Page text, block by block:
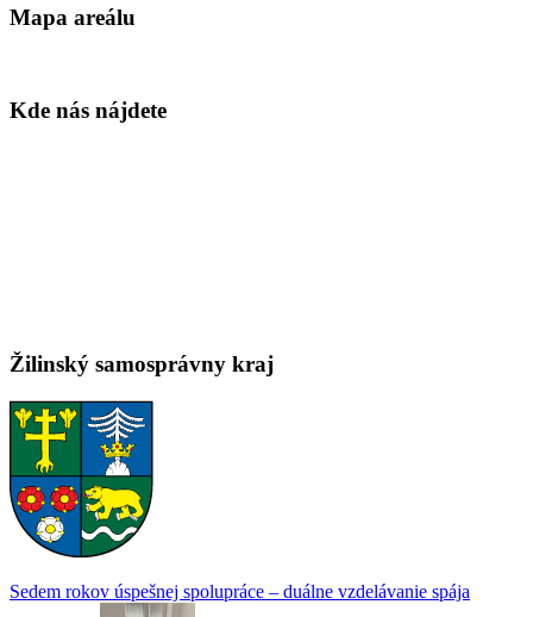
Mapa areálu
Kde nás nájdete
Žilinský samosprávny kraj
Sedem rokov úspešnej spolupráce – duálne vzdelávanie spája